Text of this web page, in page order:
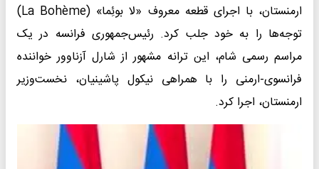
ارمنستان، با اجرای قطعه معروف «لا بوئِما» (La Bohème)
توجه‌ها را به خود جلب کرد. رئیس‌جمهوری فرانسه در یک
مراسم رسمی شام، این ترانه مشهور از شارل آزناوور خواننده
فرانسوی-ارمنی را با همراهی نیکول پاشینیان، نخست‌وزیر
ارمنستان، اجرا کرد.